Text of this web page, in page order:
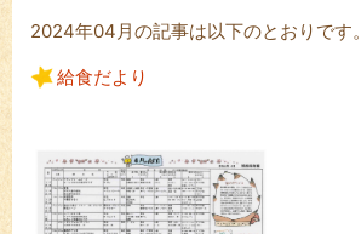
2024年04月の記事は以下のとおりです。
給食だより